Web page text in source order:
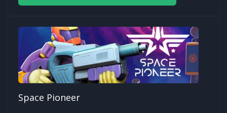
Space Pioneer